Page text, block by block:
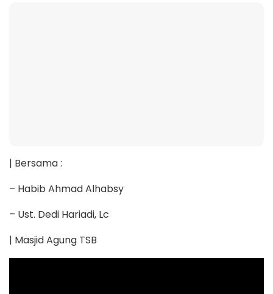
| Bersama :
– Habib Ahmad Alhabsy
– Ust. Dedi Hariadi, Lc
| Masjid Agung TSB